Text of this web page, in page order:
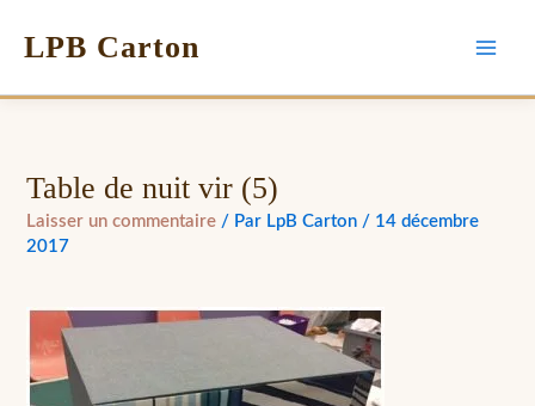
LPB Carton
Table de nuit vir (5)
Laisser un commentaire / Par LpB Carton / 14 décembre
2017